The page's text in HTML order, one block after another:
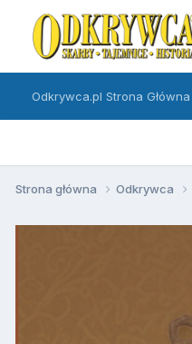
Odkrywca.pl Strona Główna
Strona główna Odkrywca